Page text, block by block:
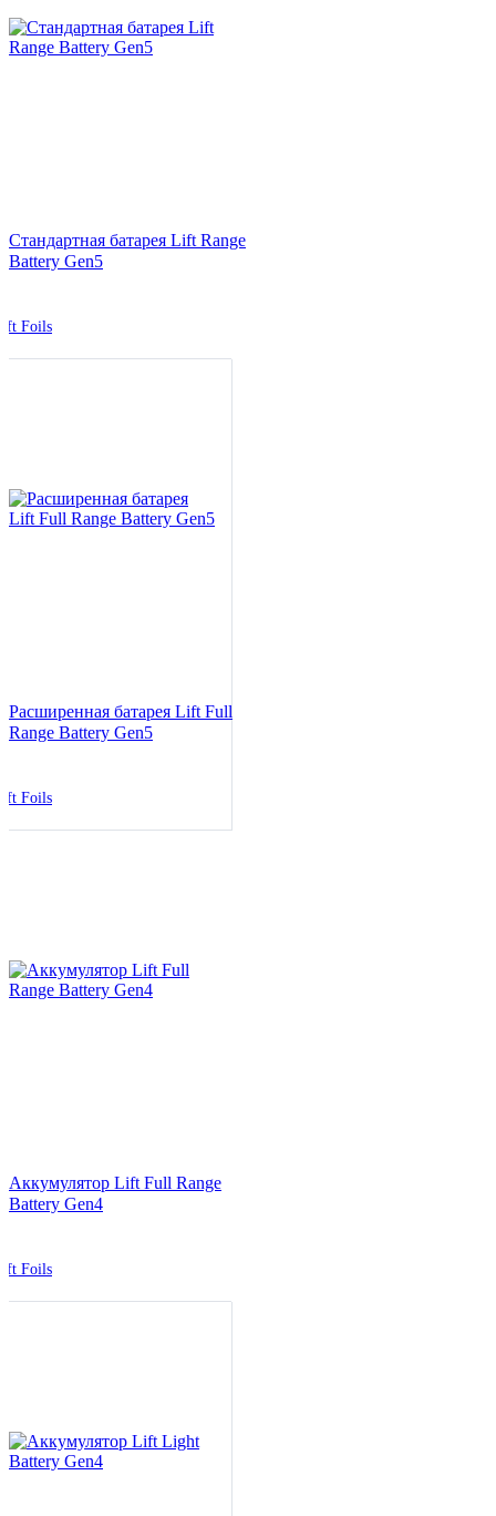
Стандартная батарея Lift Range
Battery Gen5
Foils
Расширенная батарея Lift Full
Range Battery Gen5
Foils
Аккумулятор Lift Full Range
Battery Gen4
Foils